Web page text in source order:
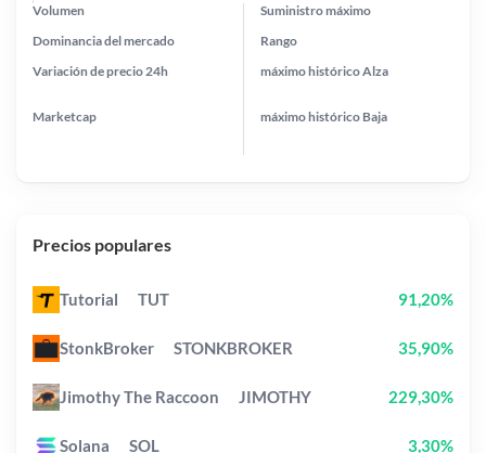
Variación de precio 24h
Suministro máximo
Dominancia del mercado
Marketcap
Volumen
Rango
máximo históricoAlza
máximo histórico Baja
Precios populares
Tutorial TUT 91,20%
StonkBroker STONKBROKER 35,90%
Jimothy The Raccoon JIMOTHY 229,30%
Solana SOL 3,30%